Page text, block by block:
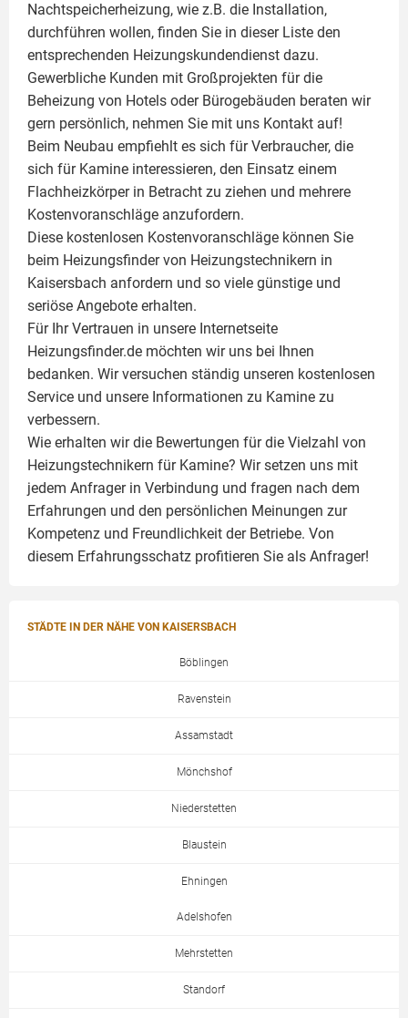
Nachtspeicherheizung, wie z.B. die Installation,
durchführen wollen, finden Sie in dieser Liste den
entsprechenden Heizungskundendienst dazu.
Gewerbliche Kunden mit Großprojekten für die
Beheizung von Hotels oder Bürogebäuden beraten wir
gern persönlich, nehmen Sie mit uns Kontakt auf!
Beim Neubau empfiehlt es sich für Verbraucher, die
sich für Kamine interessieren, den Einsatz einem
Flachheizkörperin Betracht zu ziehen und mehrere
Kostenvoranschläge anzufordern.
Diese kostenlosen Kostenvoranschläge können Sie
beim Heizungsfinder von Heizungstechnikern in
Kaisersbach anfordern und so viele günstige und
seriöse Angebote erhalten.
Für Ihr Vertrauen in unsere Internetseite
Heizungsfinder.de möchten wir uns bei Ihnen
bedanken. Wir versuchen ständig unseren kostenlosen
Service und unsere Informationen zu Kamine zu
verbessern.
Wie erhalten wir die Bewertungen für die Vielzahl von
Heizungstechnikern für Kamine? Wir setzen uns mit
jedem Anfrager in Verbindung und fragen nach dem
Erfahrungen und den persönlichen Meinungen zur
Kompetenz und Freundlichkeit der Betriebe. Von
diesem Erfahrungsschatz profitieren Sie als Anfrager!
STÄDTE IN DER NÄHE VON KAISERSBACH
Böblingen
Ravenstein
Assamstadt
Mönchshof
Niederstetten
Blaustein
Ehningen
Adelshofen
Mehrstetten
Standorf